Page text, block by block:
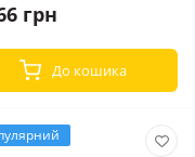
грн
До кошика